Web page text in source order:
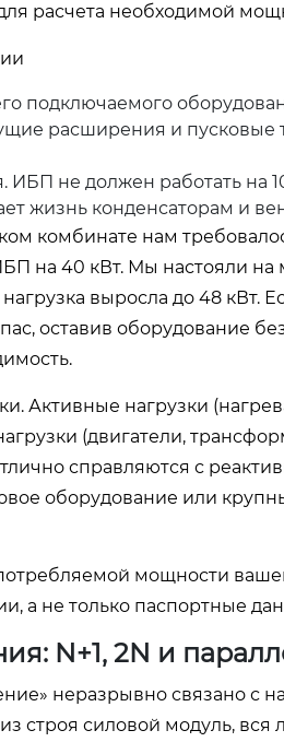
расчета необходимой
подключаемого
расширения и пусковые
не должен работать на
жизнь конденсаторам и
комбинате нам
на 40 кВт. Мы настояли на
выросла до 48 кВт.
оставив оборудование
Активные нагрузки
(двигатели,
справляются с
оборудование или
мощности
а не только паспортные
N+1, 2N и
неразрывно связано
строя силовой модуль,